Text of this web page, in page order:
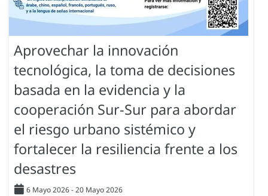
Aprovechar la innovación
tecnológica, la toma de decisiones
basada en la evidencia y la
cooperación Sur-Sur para abordar
el riesgo urbano sistémico y
fortalecer la resiliencia frente a los
desastres
6 Mayo 2026-20 Mayo 2026